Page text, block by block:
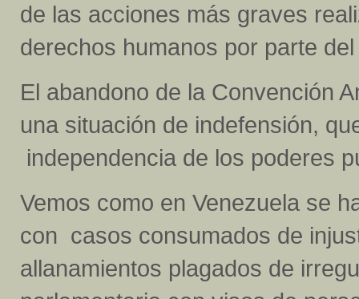
de las acciones más graves
derechos humanos por parte
El abandono de la Convención
una situación de indefensión,
independencia de los poderes
Vemos como en Venezuela se
con casos consumados de
allanamientos plagados de